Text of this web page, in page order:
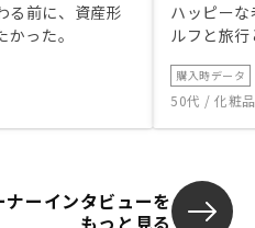
る前に、資産形
った。
ハッピー
ルフと旅
購入時データ
50代 / 化粧
ナーインタビューを
もっと見る